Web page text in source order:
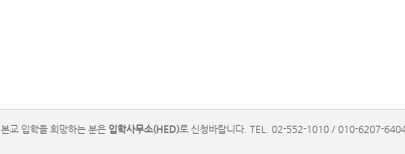
본교 입학을 희망하는 분은 입학사무소(HED)로 신청바랍니다. TEL. 02-552-1010 / 010-6207-